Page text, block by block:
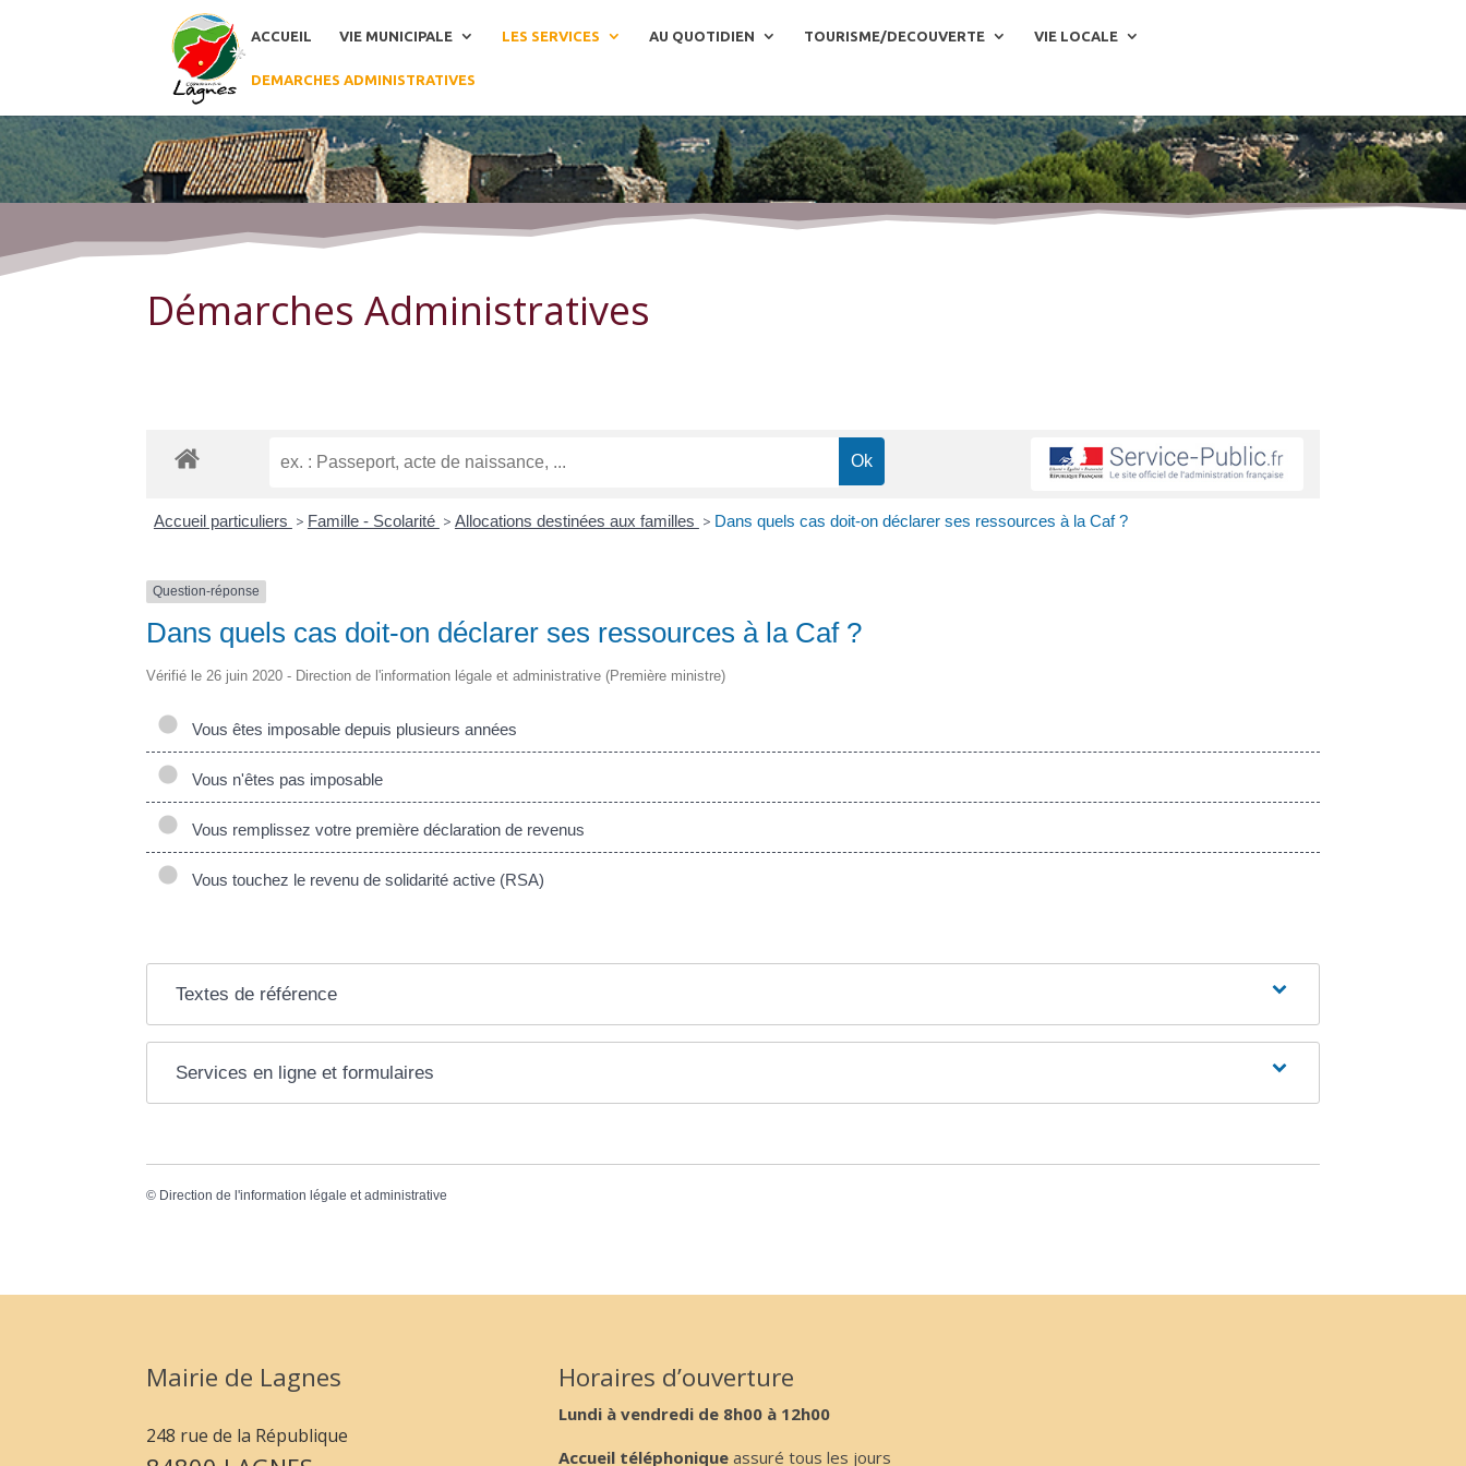
ACCUEIL VIE MUNICIPALE LES SERVICES AU QUOTIDIEN TOURISME/DECOUVERTE VIE LOCALE
DEMARCHES ADMINISTRATIVES
Démarches Administratives
Démarches Administratives
Accueil particuliers > Famille - Scolarité > Allocations destinées aux familles > Dans quels cas doit-on déclarer ses ressources à la Caf ?
Question-réponse
Dans quels cas doit-on déclarer ses ressources à la Caf ?
Vérifié le 26 juin 2020 - Direction de l'information légale et administrative (Première ministre)
Vous êtes imposable depuis plusieurs années
Vous n'êtes pas imposable
Vous remplissez votre première déclaration de revenus
Vous touchez le revenu de solidarité active (RSA)
Textes de référence
Services en ligne et formulaires
© Direction de l'information légale et administrative
Mairie de Lagnes
248 rue de la République
Horaires d’ouverture
Lundi à vendredi de 8h00 à 12h00
Accueil téléphonique assuré tous les jours